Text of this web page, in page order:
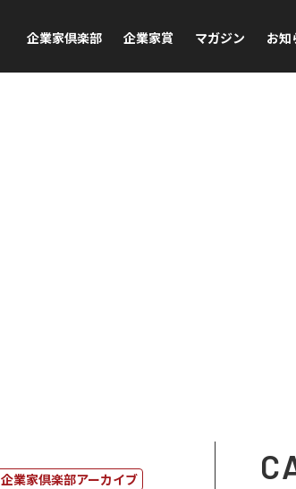
企業家倶楽部 企業家賞 マガジン お知
企業家倶楽部アーカイブ